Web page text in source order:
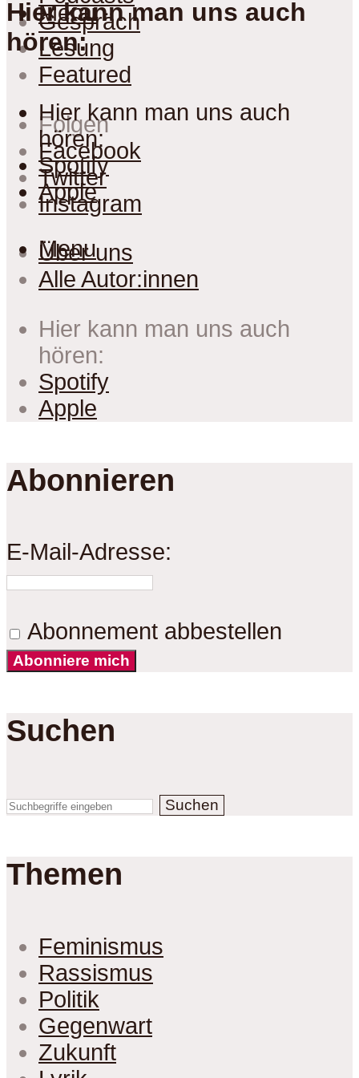
Menu
Hier kann man uns auch
hören:
Hier kann man uns auch
hören:
Spotify
Apple
Menu
Gespräch
Lesung
Featured
Folgen
Facebook
Twitter
Instagram
Über uns
Alle Autor:innen
Hier kann man uns auch
hören:
Spotify
Apple
Abonnieren
E-Mail-Adresse:
Abonnement abbestellen
Abonniere mich
Suchen
Suchen
Themen
Feminismus
Rassismus
Politik
Gegenwart
Zukunft